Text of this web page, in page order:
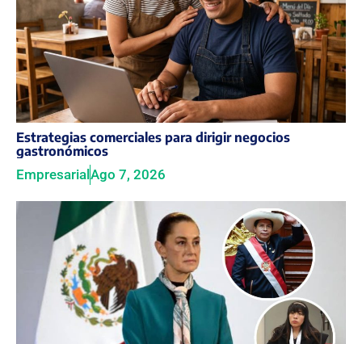
Estrategias comerciales para dirigir negocios
gastronómicos
EmpresarialAgo 7, 2026